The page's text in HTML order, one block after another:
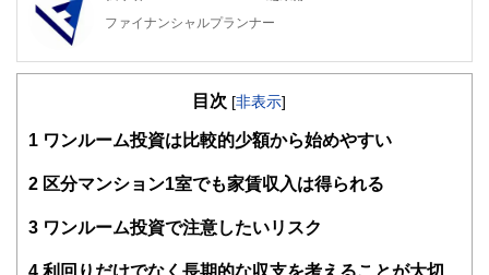
ファイナンシャルプランナー
FinancialField編集部は、金融、経済に関する記事を、日々
知識がない方でも理解できるようわかりやすく発信していま
得者を中心に「お金や暮らし」に関する書籍・雑誌の編集経
験者で構成され、企画立案から記事掲載まですべての工程に
護士、税理士、宅地建物取引士、相続診断士、住宅ローンア
目次 [非表示]
1 ワンルーム投資は比較的少額から始めやすい
2 区分マンション1室でも家賃収入は得られる
3 ワンルーム投資で注意したいリスク
4 利回りだけでなく長期的な収支を考えることが大切